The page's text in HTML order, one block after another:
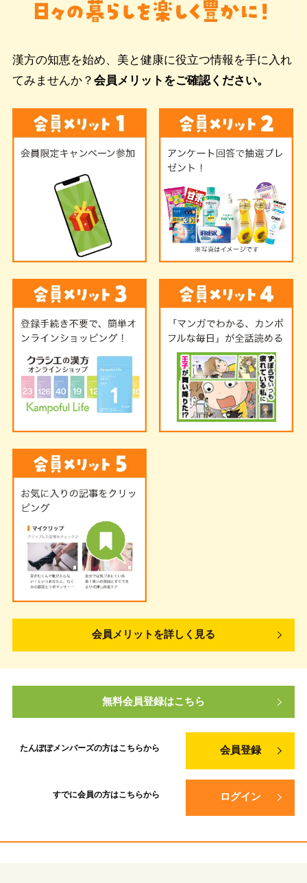
漢方の知恵を始め、美と健康に役立つ情報を手に入れ
てみませんか？ 会員メリットをご確認ください。
会員メリットを詳しく見る
無料会員登録はこちら
たんぽぽメンバーズの方はこちらから 会員登録
すでに会員の方はこちらから ログイン